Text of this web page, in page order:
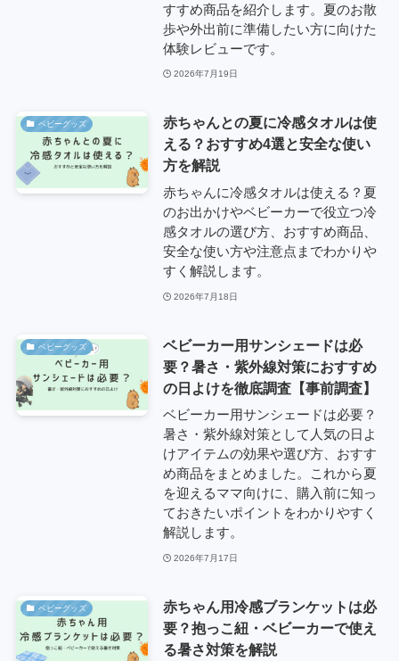
すすめ商品を紹介します。夏のお散
歩や外出前に準備したい方に向けた
体験レビューです。
2026年7月19日
ベビーグッズ
赤ちゃんとの夏に冷感タオルは使
える？おすすめ4選と安全な使い
方を解説
赤ちゃんに冷感タオルは使える？夏
のお出かけやベビーカーで役立つ冷
感タオルの選び方、おすすめ商品、
安全な使い方や注意点までわかりや
すく解説します。
2026年7月18日
ベビーグッズ
ベビーカー用サンシェードは必
要？暑さ・紫外線対策におすすめ
の日よけを徹底調査【事前調査】
ベビーカー用サンシェードは必要？
暑さ・紫外線対策として人気の日よ
けアイテムの効果や選び方、おすす
め商品をまとめました。これから夏
を迎えるママ向けに、購入前に知っ
ておきたいポイントをわかりやすく
解説します。
2026年7月17日
ベビーグッズ
赤ちゃん用冷感ブランケットは必
要？抱っこ紐・ベビーカーで使え
る暑さ対策を解説